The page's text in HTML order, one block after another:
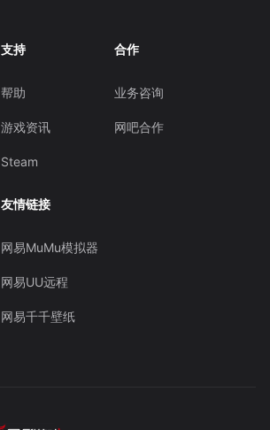
支持
帮助
游戏资讯
Steam
合作
业务咨询
网吧合作
友情链接
网易MuMu模拟器
网易UU远程
网易千千壁纸